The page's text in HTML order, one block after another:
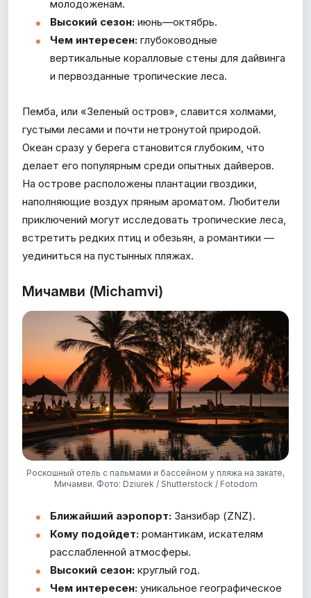
молодоженам.
Высокий сезон: июнь—октябрь.
Чем интересен: глубоководные
вертикальные коралловые стены для дайвинга
и первозданные тропические леса.
Пемба, или «Зеленый остров», славится холмами,
густыми лесами и почти нетронутой природой.
Океан сразу у берега становится глубоким, что
делает его популярным среди опытных дайверов.
На острове расположены плантации гвоздики,
наполняющие воздух пряным ароматом. Любители
приключений могут исследовать тропические леса,
встретить редких птиц и обезьян, а романтики —
уединиться на пустынных пляжах.
Мичамви (Michamvi)
Роскошный отель с пальмами и бассейном у пляжа на закате,
Мичамви. Фото: Dziurek / Shutterstock / Fotodom
Ближайший аэропорт: Занзибар (ZNZ).
Кому подойдет: романтикам, искателям
расслабленной атмосферы.
Высокий сезон: круглый год.
Чем интересен: уникальное географическое